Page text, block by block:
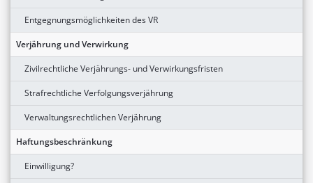
Entgegnungsmöglichkeiten des VR
Verjährung und Verwirkung
Zivilrechtliche Verjährungs- und Verwirkungsfristen
Strafrechtliche Verfolgungsverjährung
Verwaltungsrechtlichen Verjährung
Haftungsbeschränkung
Einwilligung?